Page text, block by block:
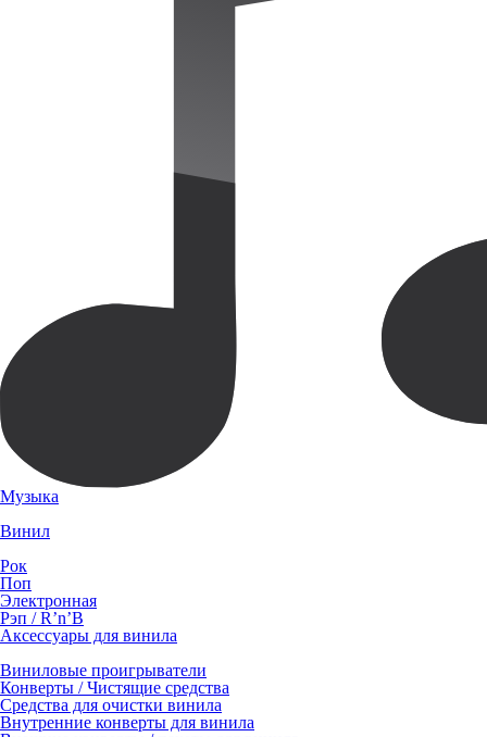
Музыка
Винил
Рок
Поп
Электронная
Рэп / R’n’B
Аксессуары для винила
Виниловые проигрыватели
Конверты / Чистящие средства
Средства для очистки винила
Внутренние конверты для винила